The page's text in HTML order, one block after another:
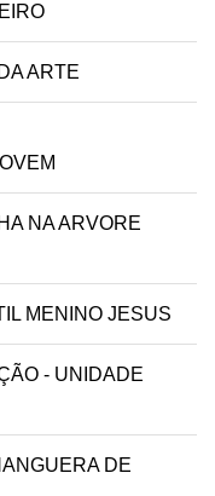
ARTE
NA ARVORE
MENINO JESUS
- UNIDADE
DE